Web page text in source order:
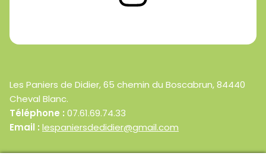
Les Paniers de Didier, 65 chemin du Boscabrun, 84440
Cheval Blanc.
Téléphone : 07.61.69.74.33
Email : lespaniersdedidier@gmail.com